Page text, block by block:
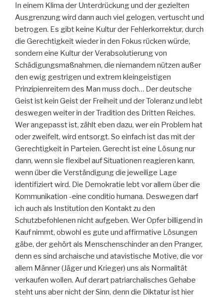
In einem Klima der Unterdrückung und der gezielten
Ausgrenzung wird dann auch viel gelogen, vertuscht und
betrogen. Es gibt keine Kultur der Fehlerkorrektur, durch
die Gerechtigkeit wieder in den Fokus rücken würde,
sondern eine Kultur der Verabsolutierung von
Schädigungsmaßnahmen, die niemandem nützen außer
den ewig gestrigen und extrem kleingeistigen
Prinzipienreitern des Man muss doch… Der deutsche
Geist ist kein Geist der Freiheit und der Toleranz und lebt
deswegen weiter in der Tradition des Dritten Reiches.
Wer angepasst ist, zählt eben dazu, wer ein Problem hat
oder zweifelt, wird entsorgt. So einfach ist das mit der
Gerechtigkeit in Parteien. Gerecht ist eine Lösung nur
dann, wenn sie flexibel auf Situationen reagieren kann,
wenn über die Verständigung die jeweilige Lage
identifiziert wird. Die Demokratie lebt vor allem über die
Kommunikation -eine conditio humana. Deswegen darf
ich auch als Institution den Kontakt zu den
Schutzbefohlenen nicht aufgeben. Wer Opfer billigend in
Kauf nimmt, obwohl es gute und affirmative Lösungen
gäbe, der gehört als Menschenschinder an den Pranger,
denn es sind archaische und atavistische Motive, die vor
allem Männer (Jäger und Krieger) uns als Normalität
verkaufen wollen. Auf derart patriarchalisches Gehabe
steht uns aber nicht der Sinn, denn die Diktatur ist hier